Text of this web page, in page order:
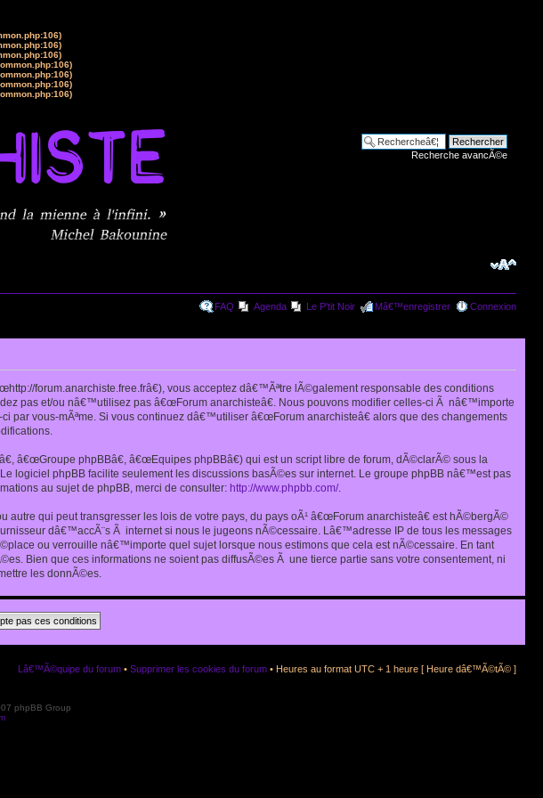
Recherche avancÃ©e
FAQ Agenda Le P'tit Noir Mâ€™enregistrer Connexion
forum.anarchiste.free.frâ€), vous acceptez dâ€™Ãªtre lÃ©galement responsable des conditions
pas et/ou nâ€™utilisez pas â€œForum anarchisteâ€. Nous pouvons modifier celles-ci Ã nâ€™importe
vous-mÃªme. Si vous continuez dâ€™utiliser â€œForum anarchisteâ€ alors que des changements
â€œGroupe phpBBâ€, â€œEquipes phpBBâ€) qui est un script libre de forum, dÃ©clarÃ© sous la
logiciel phpBB facilite seulement les discussions basÃ©es sur internet. Le groupe phpBB nâ€™est pas
au sujet de phpBB, merci de consulter: http://www.phpbb.com/.
qui peut transgresser les lois de votre pays, du pays oÃ¹ â€œForum anarchisteâ€ est hÃ©bergÃ©
dâ€™accÃ¨s Ã internet si nous le jugeons nÃ©cessaire. Lâ€™adresse IP de tous les messages
ou verrouille nâ€™importe quel sujet lorsque nous estimons que cela est nÃ©cessaire. En tant
Bien que ces informations ne soient pas diffusÃ©es Ã une tierce partie sans votre consentement, ni
les donnÃ©es.
Lâ€™Ã©quipe du forum • Supprimer les cookies du forum • Heures au format UTC + 1 heure [ Heure dâ€™Ã©tÃ© ]
phpBB Group